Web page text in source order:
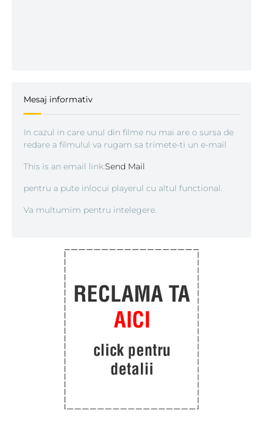
Mesaj informativ
In cazul in care unul din filme nu mai are o sursa de
redare a filmulul va rugam sa trimete-ti un e-mail
This is an email link:Send Mail
pentru a pute inlocui playerul cu altul functional.
Va multumim pentru intelegere.